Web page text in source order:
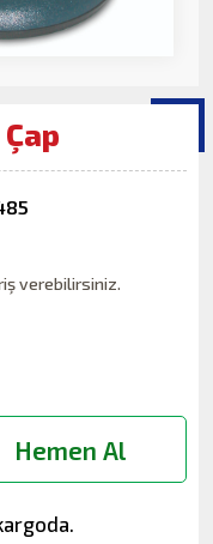
verebilirsiniz.
Hemen Al